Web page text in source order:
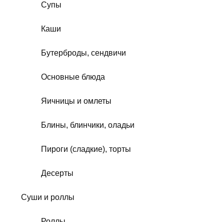
Супы
Каши
Бутерброды, сендвичи
Основные блюда
Яичницы и омлеты
Блины, блинчики, оладьи
Пироги (сладкие), торты
Десерты
Суши и роллы